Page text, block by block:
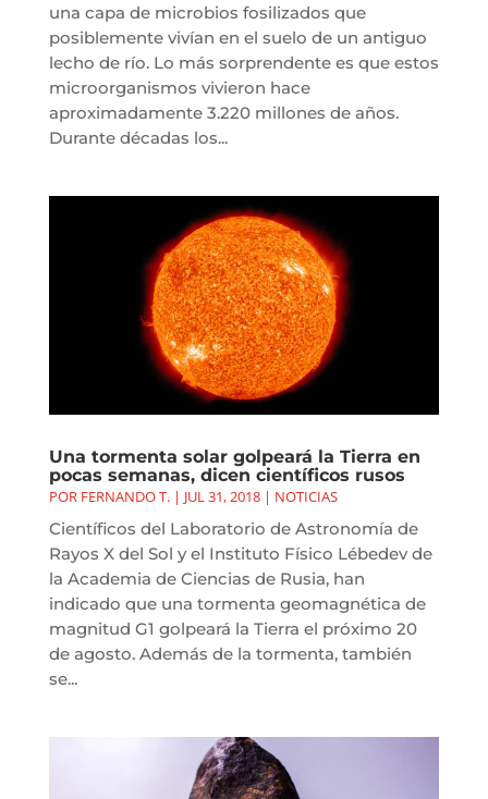
una capa de microbios fosilizados que
posiblemente vivían en el suelo de un antiguo
lecho de río. Lo más sorprendente es que estos
microorganismos vivieron hace
aproximadamente 3.220 millones de años.
Durante décadas los...
Una tormenta solar golpeará la Tierra en
pocas semanas, dicen científicos rusos
POR FERNANDO T.| JUL 31, 2018| NOTICIAS
Científicos del Laboratorio de Astronomía de
Rayos X del Sol y el Instituto Físico Lébedev de
la Academia de Ciencias de Rusia, han
indicado que una tormenta geomagnética de
magnitud G1 golpeará la Tierra el próximo 20
de agosto. Además de la tormenta, también
se...